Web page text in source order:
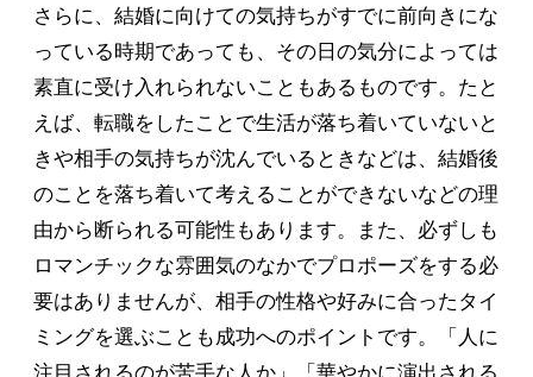
さらに、結婚に向けての気持ちがすでに前向きにな
っている時期であっても、その日の気分によっては
素直に受け入れられないこともあるものです。たと
えば、転職をしたことで生活が落ち着いていないと
きや相手の気持ちが沈んでいるときなどは、結婚後
のことを落ち着いて考えることができないなどの理
由から断られる可能性もあります。また、必ずしも
ロマンチックな雰囲気のなかでプロポーズをする必
要はありませんが、相手の性格や好みに合ったタイ
ミングを選ぶことも成功へのポイントです。「人に